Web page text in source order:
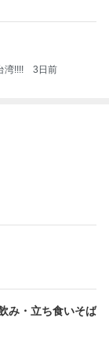
湾!!!! 3日前
み・立ち食いそば